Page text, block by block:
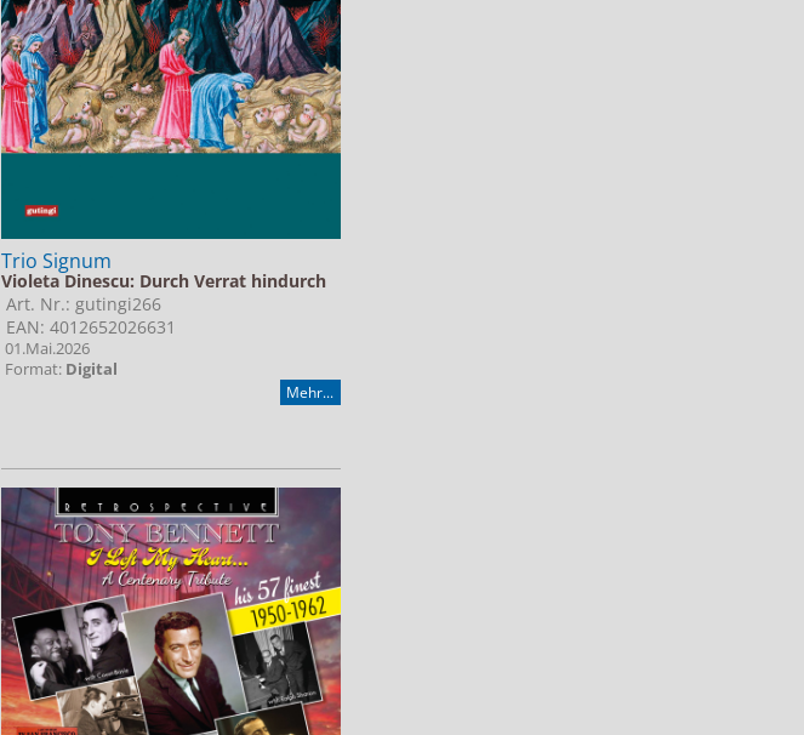
Trio Signum
Violeta Dinescu: Durch Verrat hindurch
Art. Nr.: gutingi266
EAN: 4012652026631
01.Mai.2026
Format: Digital
Mehr...